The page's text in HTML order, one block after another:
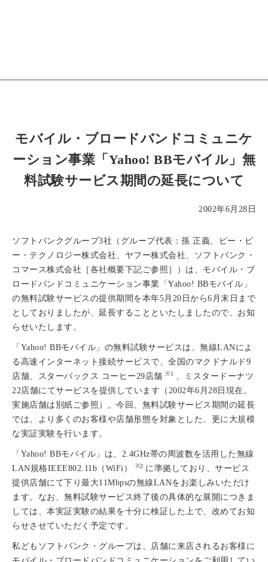
モバイル・ブロードバンドコミュニケ
ーション事業「Yahoo! BBモバイル」無
料試験サービス期間の延長について
2002年6月28日
ソフトバンクグループ3社（グループ代表：孫 正義、ビー・ビ
ー・テクノロジー株式会社、ヤフー株式会社、ソフトバンク・
コマース株式会社［各社概要下記ご参照］）は、モバイル・ブ
ロードバンドコミュニケーション事業「Yahoo! BBモバイル」
の無料試験サービスの提供期間を本年5月20日から6月末日まで
としておりましたが、延長することといたしましたので、お知
らせいたします。
「Yahoo! BBモバイル」の無料試験サービスは、無線LANによ
る高速インターネット接続サービスで、全国のマクドナルド9
店舗、スターバックス コーヒー29店舗 ※1
、ミスタードーナツ
22店舗にてサービスを提供しています（2002年6月28日現在。
実施店舗は別紙ご参照）。今回、無料試験サービス期間の延長
では、より多くのお客様や店舗形態を対象とした、更に大規模
な実証実験を行います。
「Yahoo! BBモバイル」は、2.4GHz帯の周波数を活用した無線
LAN規格IEEE802.11b（WiFi）
※2 に準拠しており、サービス
提供店舗にて下り最大11Mbpsの無線LANをお楽しみいただけ
ます。なお、無料試験サービス終了後の具体的な展開につきま
しては、本実証実験の結果を十分に検証した上で、改めてお知
らせさせていただく予定です。
私どもソフトバンク・グループは、店舗に来店されるお客様に